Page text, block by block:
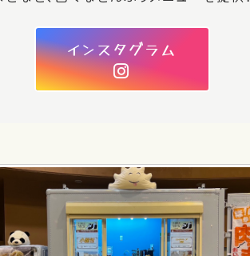
インスタグラム